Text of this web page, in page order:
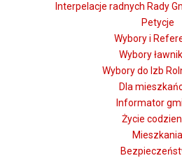
Interpelacje radnych Rady
Petycje
Wybory i
Wybory
Wybory do Izb
Dla
Informator
Życie
Mieszkania